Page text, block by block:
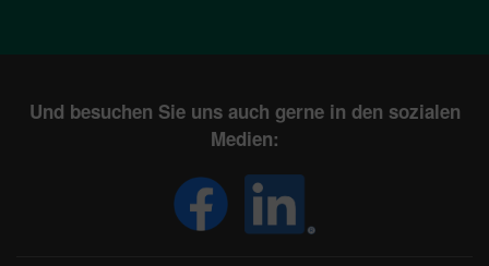
Und besuchen Sie uns auch gerne in den sozialen
Medien: